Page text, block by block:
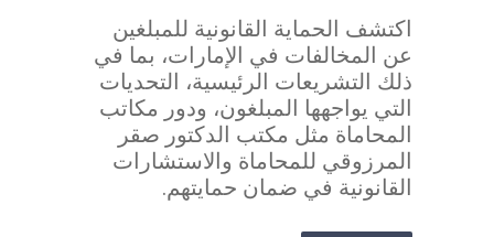
اكتشف الحماية القانونية للمبلغين
عن المخالفات في الإمارات، بما في
ذلك التشريعات الرئيسية، التحديات
التي يواجهها المبلغون، ودور مكاتب
المحاماة مثل مكتب الدكتور صقر
المرزوقي للمحاماة والاستشارات
القانونية في ضمان حمايتهم.